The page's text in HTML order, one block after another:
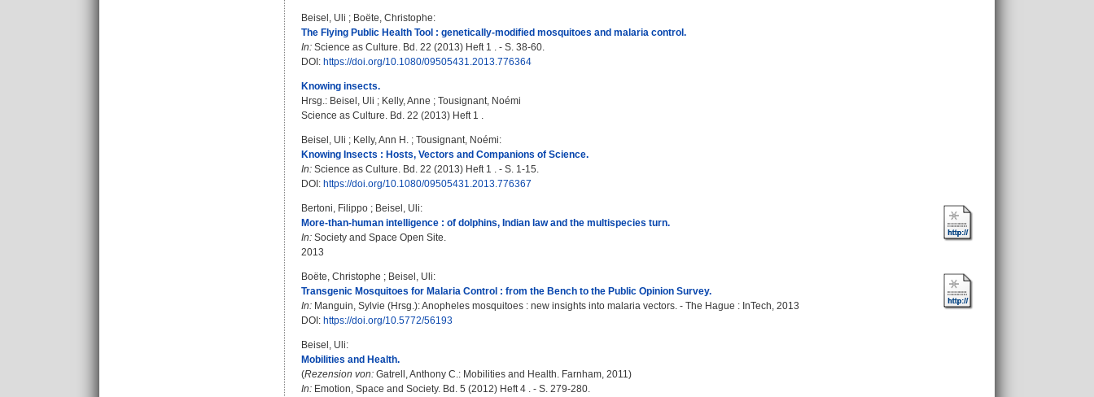
Beisel, Uli ; Boëte, Christophe:
The Flying Public Health Tool : genetically-modified mosquitoes and malaria control.
In: Science as Culture. Bd. 22 (2013) Heft 1 . - S. 38-60.
DOI: https://doi.org/10.1080/09505431.2013.776364
Knowing insects.
Hrsg.: Beisel, Uli ; Kelly, Anne ; Tousignant, Noémi
Science as Culture. Bd. 22 (2013) Heft 1 .
Beisel, Uli ; Kelly, Ann H. ; Tousignant, Noémi:
Knowing Insects : Hosts, Vectors and Companions of Science.
In: Science as Culture. Bd. 22 (2013) Heft 1 . - S. 1-15.
DOI: https://doi.org/10.1080/09505431.2013.776367
Bertoni, Filippo ; Beisel, Uli:
More-than-human intelligence : of dolphins, Indian law and the multispecies turn.
In: Society and Space Open Site.
2013
Boëte, Christophe ; Beisel, Uli:
Transgenic Mosquitoes for Malaria Control : from the Bench to the Public Opinion Survey.
In: Manguin, Sylvie (Hrsg.): Anopheles mosquitoes : new insights into malaria vectors. - The Hague : InTech, 2013
DOI: https://doi.org/10.5772/56193
Beisel, Uli:
Mobilities and Health.
(Rezension von: Gatrell, Anthony C.: Mobilities and Health. Farnham, 2011)
In: Emotion, Space and Society. Bd. 5 (2012) Heft 4 . - S. 279-280.